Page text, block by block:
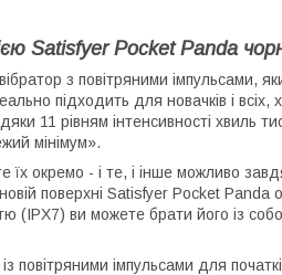
Satisfyer Pocket Panda
з повітряними імпульсами,
підходить для новачків і
11 рівням інтенсивності хвиль
мінімум».
їх окремо - і те, і інше можливо
поверхні Satisfyer Pocket
(IPX7) ви можете брати його із
повітряними імпульсами для